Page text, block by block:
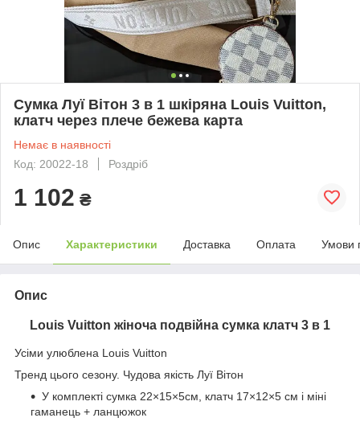
Сумка Луї Вітон 3 в 1 шкіряна Louis Vuitton,
клатч через плече бежева карта
Немає в наявності
Код: 20022-18
Роздріб
1 102 ₴
Опис Характеристики Доставка Оплата Умови
Опис
Louis Vuitton жіноча подвійна сумка клатч 3 в 1
Усіми улюблена Louis Vuitton
Тренд цього сезону. Чудова якість Луї Вітон
У комплекті сумка 22×15×5см, клатч 17×12×5 см і міні
гаманець + ланцюжок